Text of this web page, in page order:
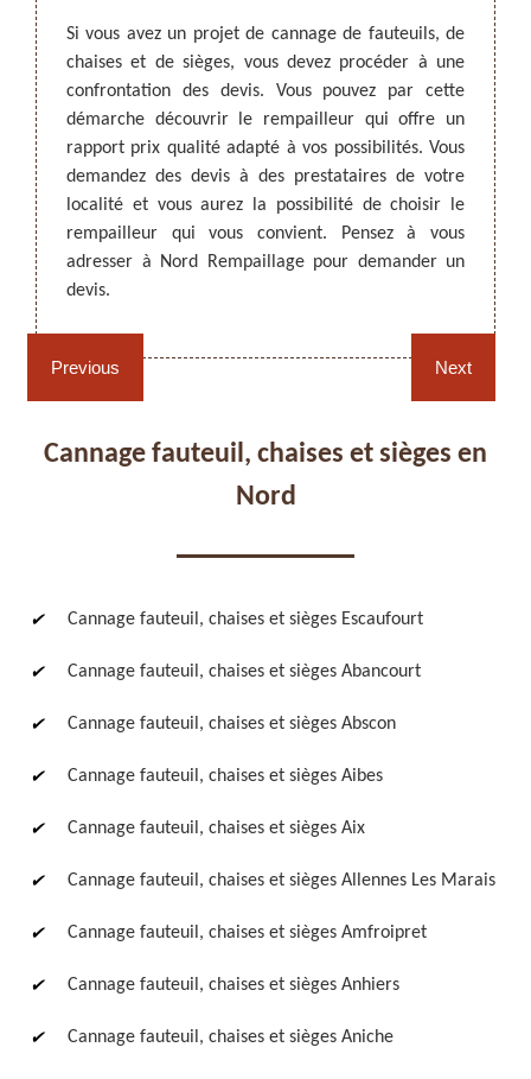
ARTISAN DEZITTER, REMPAILLAGE -
CANNAGE - RECOLLAGE, 59 NORD
Rempaillage fauteuil,
chaises et sièges 59
Cannage fauteuil, chaises
et sièges 59
Réparation de fauteuil,
Réfection de fauteuil,
chaise et siège 59
chaise et siège 59
Previous
Nord
en
et
son
les
Si vous avez un projet de cannage de fauteuils, de
chaises et de sièges, vous devez procéder à une
confrontation des devis. Vous pouvez par cette
démarche découvrir le rempailleur qui offre un
rapport prix qualité adapté à vos possibilités. Vous
demandez des devis à des prestataires de votre
localité et vous aurez la possibilité de choisir le
rempailleur qui vous convient. Pensez à vous
adresser à Nord Rempaillage pour demander un
devis.
Si
d’un
pas.
Next
Cannage fauteuil, chaises et sièges en
Nord
Cannage fauteuil, chaises et sièges Escaufourt
Cannage fauteuil, chaises et sièges Abancourt
Cannage fauteuil, chaises et sièges Abscon
Cannage fauteuil, chaises et sièges Aibes
Cannage fauteuil, chaises et sièges Aix
Cannage fauteuil, chaises et sièges Allennes Les Marais
Cannage fauteuil, chaises et sièges Amfroipret
Cannage fauteuil, chaises et sièges Anhiers
Cannage fauteuil, chaises et sièges Aniche